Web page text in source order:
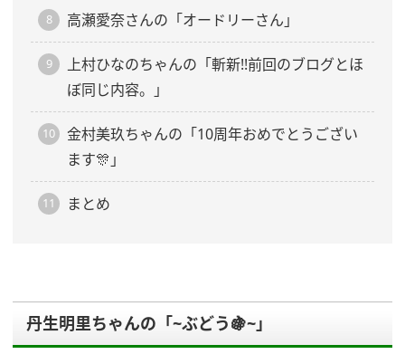
高瀬愛奈さんの「オードリーさん」
上村ひなのちゃんの「斬新!!前回のブログとほ
ぼ同じ内容。」
金村美玖ちゃんの「10周年おめでとうござい
ます🎊」
まとめ
丹生明里ちゃんの「~ぶどう🍇~」